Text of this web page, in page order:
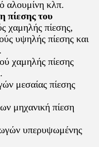
αλουμίνη κλπ.
πίεσης του
χαμηλής πίεσης,
υψηλής πίεσης και
χαμηλής πίεσης
μεσαίας πίεσης
μηχανική πίεση
υπερυψωμένης